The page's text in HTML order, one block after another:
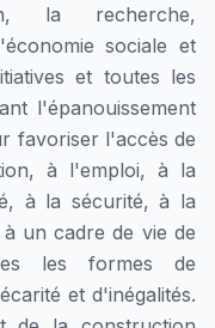
la recherche,
sociale et
et toutes les
l'épanouissement
favoriser l'accès de
à l'emploi, à la
à la sécurité, à la
un cadre de vie de
les formes de
et d'inégalités.